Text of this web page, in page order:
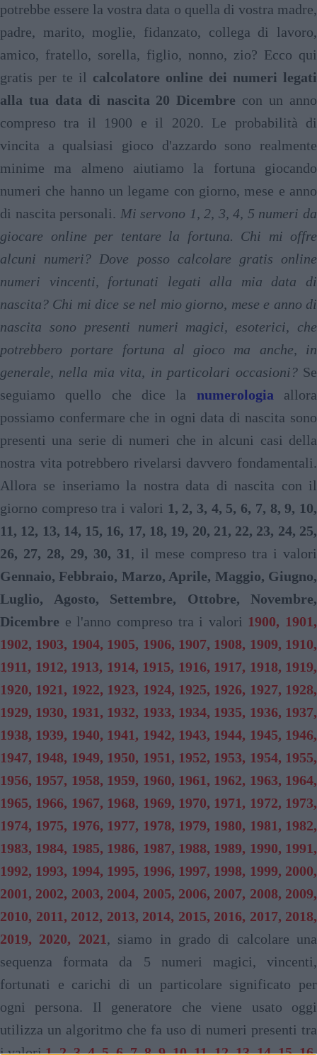
potrebbe essere la vostra data o quella di vostra madre,
padre, marito, moglie, fidanzato, collega di lavoro,
amico, fratello, sorella, figlio, nonno, zio? Ecco qui
gratis per te il calcolatore online dei numeri legati
alla tua data di nascita 20 Dicembre con un anno
compreso tra il 1900 e il 2020. Le probabilità di
vincita a qualsiasi gioco d'azzardo sono realmente
minime ma almeno aiutiamo la fortuna giocando
numeri che hanno un legame con giorno, mese e anno
di nascita personali. Mi servono 1, 2, 3, 4, 5 numeri da
giocare online per tentare la fortuna. Chi mi offre
alcuni numeri? Dove posso calcolare gratis online
numeri vincenti, fortunati legati alla mia data di
nascita? Chi mi dice se nel mio giorno, mese e anno di
nascita sono presenti numeri magici, esoterici, che
potrebbero portare fortuna al gioco ma anche, in
generale, nella mia vita, in particolari occasioni?Se
seguiamo quello che dice la numerologia allora
possiamo confermare che in ogni data di nascita sono
presenti una serie di numeri che in alcuni casi della
nostra vita potrebbero rivelarsi davvero fondamentali.
Allora se inseriamo la nostra data di nascita con il
giorno compreso tra i valori 1, 2, 3, 4, 5, 6, 7, 8, 9, 10,
11, 12, 13, 14, 15, 16, 17, 18, 19, 20, 21, 22, 23, 24, 25,
26, 27, 28, 29, 30, 31, il mese compreso tra i valori
Gennaio, Febbraio, Marzo, Aprile, Maggio, Giugno,
Luglio, Agosto, Settembre, Ottobre, Novembre,
Dicembre e l'anno compreso tra i valori 1900, 1901,
1902, 1903, 1904, 1905, 1906, 1907, 1908, 1909, 1910,
1911, 1912, 1913, 1914, 1915, 1916, 1917, 1918, 1919,
1920, 1921, 1922, 1923, 1924, 1925, 1926, 1927, 1928,
1929, 1930, 1931, 1932, 1933, 1934, 1935, 1936, 1937,
1938, 1939, 1940, 1941, 1942, 1943, 1944, 1945, 1946,
1947, 1948, 1949, 1950, 1951, 1952, 1953, 1954, 1955,
1956, 1957, 1958, 1959, 1960, 1961, 1962, 1963, 1964,
1965, 1966, 1967, 1968, 1969, 1970, 1971, 1972, 1973,
1974, 1975, 1976, 1977, 1978, 1979, 1980, 1981, 1982,
1983, 1984, 1985, 1986, 1987, 1988, 1989, 1990, 1991,
1992, 1993, 1994, 1995, 1996, 1997, 1998, 1999, 2000,
2001, 2002, 2003, 2004, 2005, 2006, 2007, 2008, 2009,
2010, 2011, 2012, 2013, 2014, 2015, 2016, 2017, 2018,
2019, 2020, 2021, siamo in grado di calcolare una
sequenza formata da 5 numeri magici, vincenti,
fortunati e carichi di un particolare significato per
ogni persona. Il generatore che viene usato oggi
utilizza un algoritmo che fa uso di numeri presenti tra